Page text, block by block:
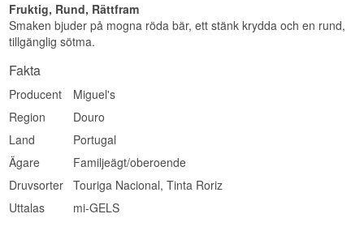
Fruktig, Rund, Rättfram
Smaken bjuder på mogna röda bär, ett stänk krydda och en rund,
tillgänglig sötma.
Fakta
Producent
Miguel's
Region
Douro
Land
Portugal
Ägare
Familjeägt/oberoende
Druvsorter
Touriga Nacional, Tinta Roriz
Uttalas
mi-GELS